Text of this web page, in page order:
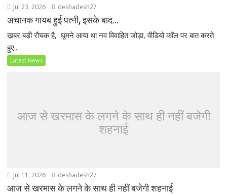
Jul 23, 2026 deshadesh27
अचानक गायब हुई पत्नी, इसके बाद…
ख़बर बड़ी रौचक है, घूमने आया था नव विवाहित जोड़ा, वीडियो कॉल पर बात करते
हुए...
Latest News
आज से खरमास के लगने के साथ ही नहीं बजेगी
शहनाई
Jul 11, 2026 deshadesh27
आज से खरमास के लगने के साथ ही नहीं बजेगी शहनाई